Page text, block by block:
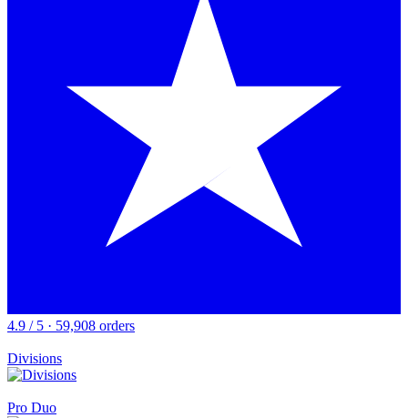
4.9 / 5 · 59,908 orders
Divisions
Pro Duo